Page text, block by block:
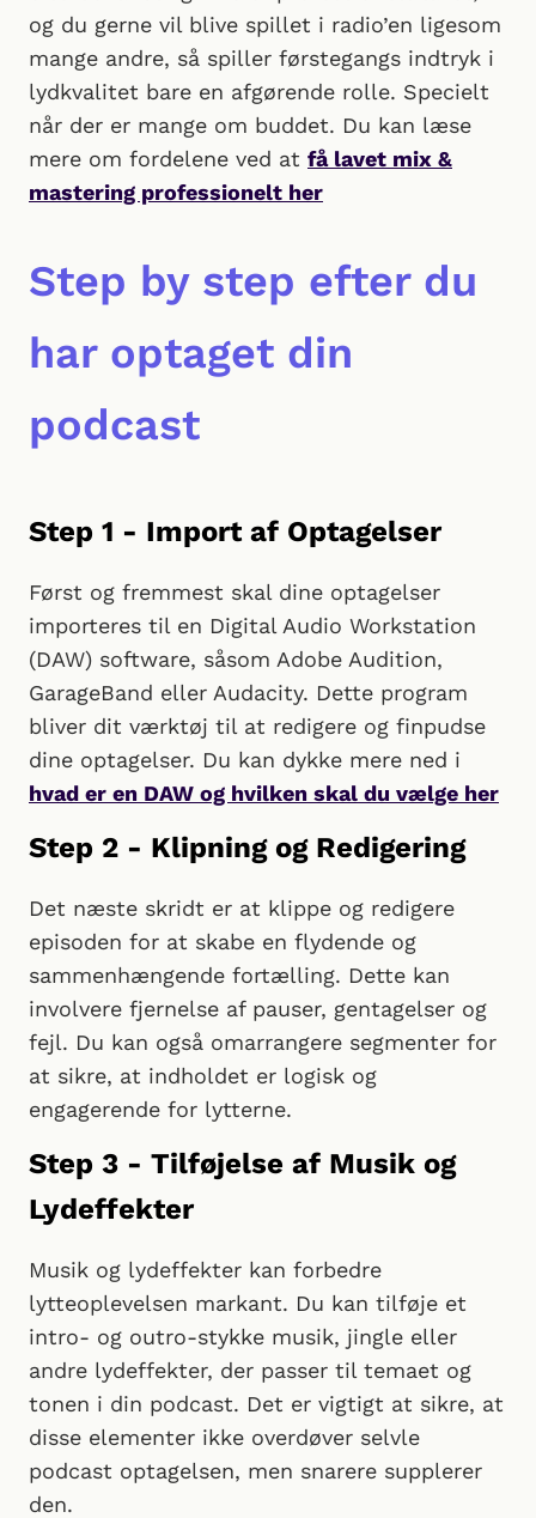
og du gerne vil blive spillet i radio’en ligesom
mange andre, så spiller førstegangs indtryk i
lydkvalitet bare en afgørende rolle. Specielt
når der er mange om buddet. Du kan læse
mere om fordelene ved at få lavet mix &
mastering professionelt her
Step by step efter du
har optaget din
podcast
Step 1 - Import af Optagelser
Først og fremmest skal dine optagelser
importeres til en Digital Audio Workstation
(DAW) software, såsom Adobe Audition,
GarageBand eller Audacity. Dette program
bliver dit værktøj til at redigere og finpudse
dine optagelser. Du kan dykke mere ned i
hvad er en DAW og hvilken skal du vælge her
Step 2 - Klipning og Redigering
Det næste skridt er at klippe og redigere
episoden for at skabe en flydende og
sammenhængende fortælling. Dette kan
involvere fjernelse af pauser, gentagelser og
fejl. Du kan også omarrangere segmenter for
at sikre, at indholdet er logisk og
engagerende for lytterne.
Step 3 - Tilføjelse af Musik og
Lydeffekter
Musik og lydeffekter kan forbedre
lytteoplevelsen markant. Du kan tilføje et
intro- og outro-stykke musik, jingle eller
andre lydeffekter, der passer til temaet og
tonen i din podcast. Det er vigtigt at sikre, at
disse elementer ikke overdøver selvle
podcast optagelsen, men snarere supplerer
den.